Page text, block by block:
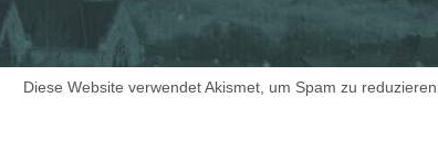
Diese Website verwendet Akismet, um Spam zu reduzieren.